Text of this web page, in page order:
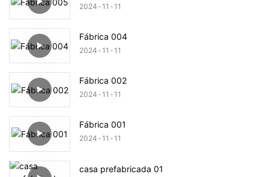
2024 11 11
Fábrica 004
2024 11 11
Fábrica 002
2024 11 11
Fábrica 001
2024 11 11
casa prefabricada 01